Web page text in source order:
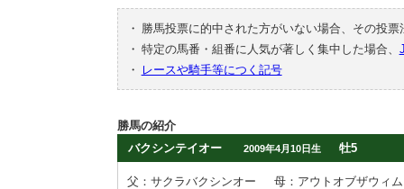
・
勝馬投票に的中された方がいない場合、その投
・ 特定の馬番・組番に人気が著しく集中した場合、
・
レースや騎手等につく記号
勝馬の紹介
バクシンテイオー
2009年4月10日生 牡5
父：サクラバクシンオー
母：アウトオブザウィム